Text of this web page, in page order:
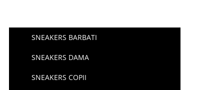
SNEAKERS BARBATI
SNEAKERS DAMA
SNEAKERS COPII